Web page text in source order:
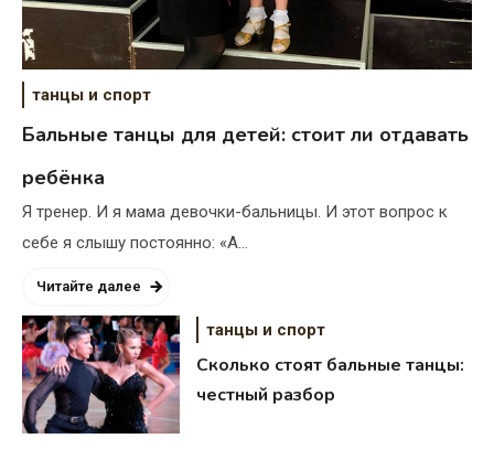
Сколько стоит квартира в Эр-
16.04.2026
танцы и спорт
Бальные танцы для детей: стоит ли отдавать
ребёнка
Я тренер. И я мама девочки-бальницы. И этот вопрос к
себе я слышу постоянно: «А…
Читайте далее
танцы и спорт
Сколько стоят бальные танцы:
честный разбор